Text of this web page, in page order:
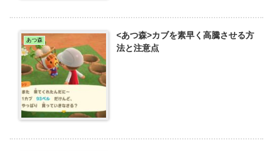
あつ森
<あつ森>カブを素早く高騰させる方
法と注意点